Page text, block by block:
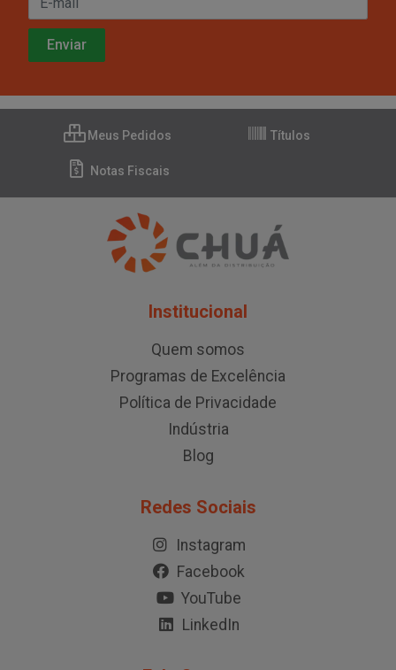
Meus Pedidos Títulos
Notas Fiscais
Institucional
Quem somos
Programas de Excelência
Política de Privacidade
Indústria
Blog
Redes Sociais
Instagram
Facebook
YouTube
LinkedIn